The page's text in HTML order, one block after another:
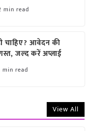
min read
चाहिए? आवेदन की
जल्द करें अप्लाई
min read
View All